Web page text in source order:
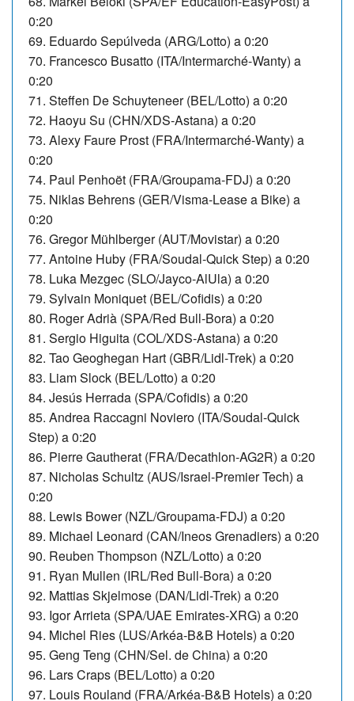
0:20
69. Eduardo Sepúlveda (ARG/Lotto) a 0:20
70. Francesco Busatto (ITA/Intermarché-Wanty) a
0:20
71. Steffen De Schuyteneer (BEL/Lotto) a 0:20
72. Haoyu Su (CHN/XDS-Astana) a 0:20
73. Alexy Faure Prost (FRA/Intermarché-Wanty) a
0:20
74. Paul Penhoët (FRA/Groupama-FDJ) a 0:20
75. Niklas Behrens (GER/Visma-Lease a Bike) a
0:20
76. Gregor Mühlberger (AUT/Movistar) a 0:20
77. Antoine Huby (FRA/Soudal-Quick Step) a 0:20
78. Luka Mezgec (SLO/Jayco-AlUla) a 0:20
79. Sylvain Moniquet (BEL/Cofidis) a 0:20
80. Roger Adrià (SPA/Red Bull-Bora) a 0:20
81. Sergio Higuita (COL/XDS-Astana) a 0:20
82. Tao Geoghegan Hart (GBR/Lidl-Trek) a 0:20
83. Liam Slock (BEL/Lotto) a 0:20
84. Jesús Herrada (SPA/Cofidis) a 0:20
85. Andrea Raccagni Noviero (ITA/Soudal-Quick
Step) a 0:20
86. Pierre Gautherat (FRA/Decathlon-AG2R) a 0:20
87. Nicholas Schultz (AUS/Israel-Premier Tech) a
0:20
88. Lewis Bower (NZL/Groupama-FDJ) a 0:20
89. Michael Leonard (CAN/Ineos Grenadiers) a 0:20
90. Reuben Thompson (NZL/Lotto) a 0:20
91. Ryan Mullen (IRL/Red Bull-Bora) a 0:20
92. Mattias Skjelmose (DAN/Lidl-Trek) a 0:20
93. Igor Arrieta (SPA/UAE Emirates-XRG) a 0:20
94. Michel Ries (LUS/Arkéa-B&B Hotels) a 0:20
95. Geng Teng (CHN/Sel. de China) a 0:20
96. Lars Craps (BEL/Lotto) a 0:20
97. Louis Rouland (FRA/Arkéa-B&B Hotels) a 0:20